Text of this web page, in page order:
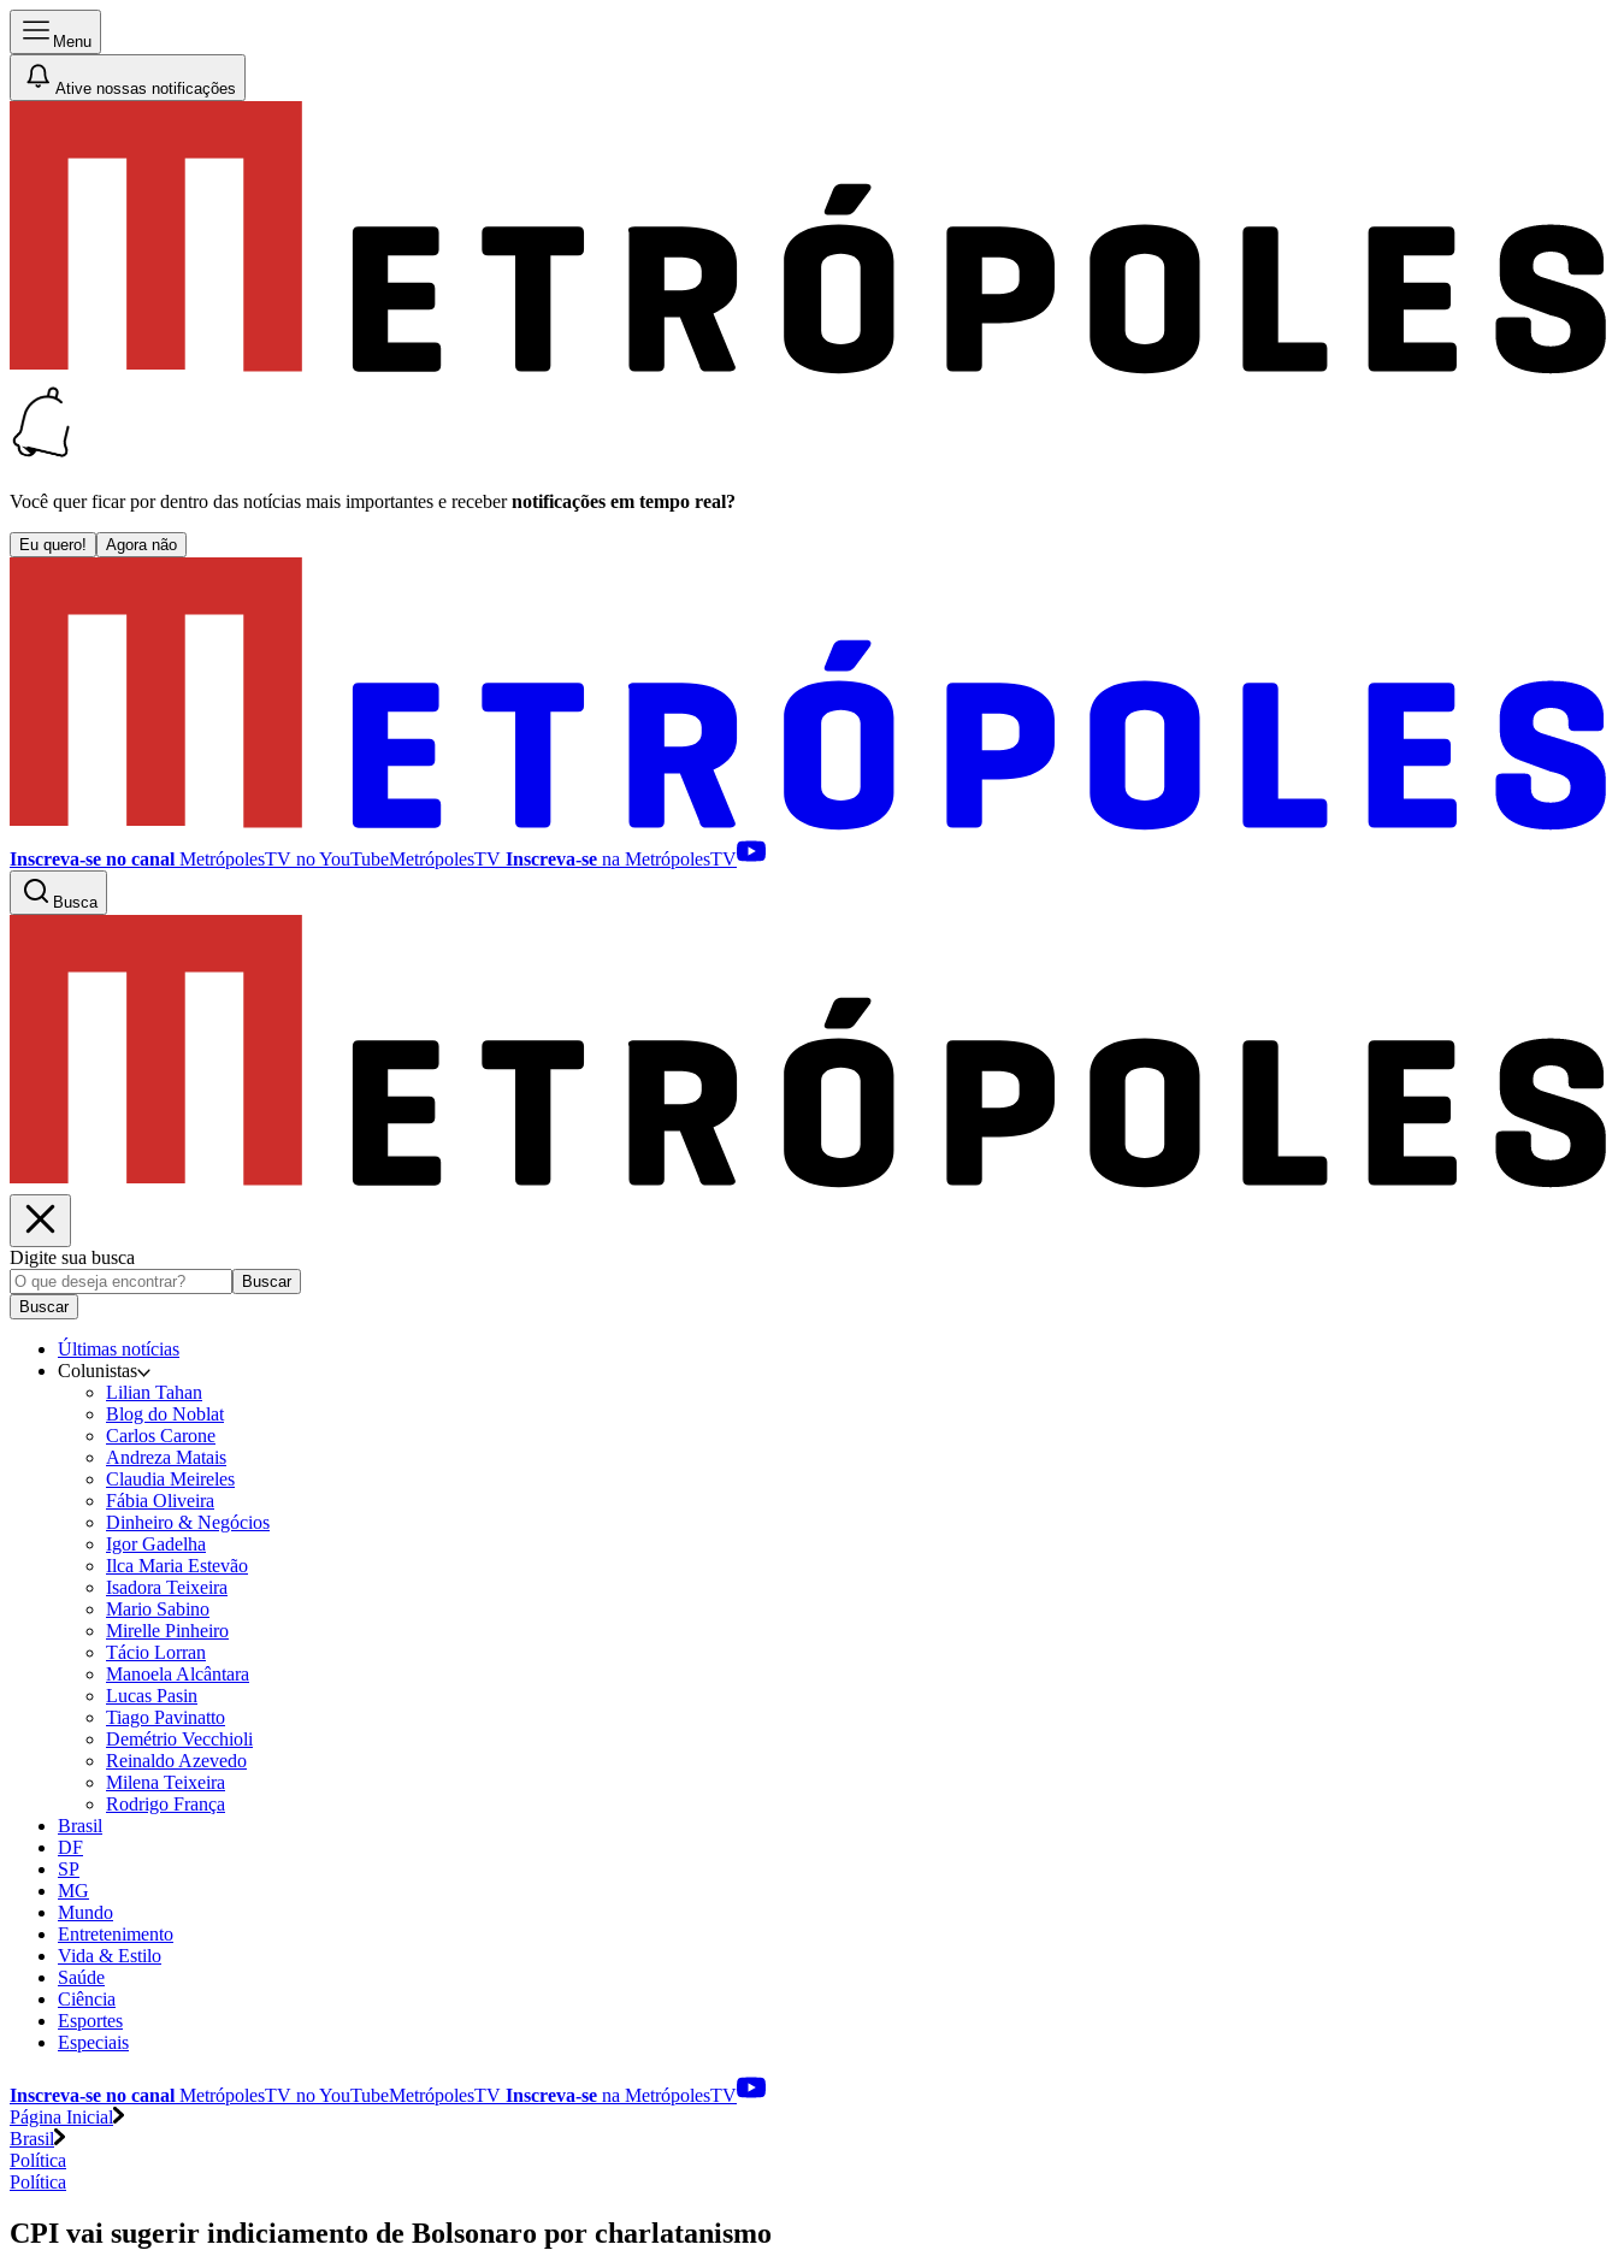
Menu
Ative nossas notificações
Você quer ficar por dentro das notícias mais importantes e receber notificações em tempo real?
Eu quero! Agora não
Inscreva-se no canal MetrópolesTV noYouTubeMetrópolesTV Inscreva-se na MetrópolesTV
Busca
Digite sua busca
Buscar
Buscar
Últimas notícias
Colunistas
Lilian Tahan
Blog do Noblat
Carlos Carone
Andreza Matais
Claudia Meireles
Fábia Oliveira
Dinheiro & Negócios
Igor Gadelha
Ilca Maria Estevão
Isadora Teixeira
Mario Sabino
Mirelle Pinheiro
Tácio Lorran
Manoela Alcântara
Lucas Pasin
Tiago Pavinatto
Demétrio Vecchioli
Reinaldo Azevedo
Milena Teixeira
Rodrigo França
Brasil
DF
SP
MG
Mundo
Entretenimento
Vida & Estilo
Saúde
Ciência
Esportes
Especiais
Inscreva-se no canal MetrópolesTV noYouTubeMetrópolesTV Inscreva-se na MetrópolesTV
Página Inicial
Brasil
Política
Política
CPI vai sugerir indiciamento de Bolsonaro por charlatanismo